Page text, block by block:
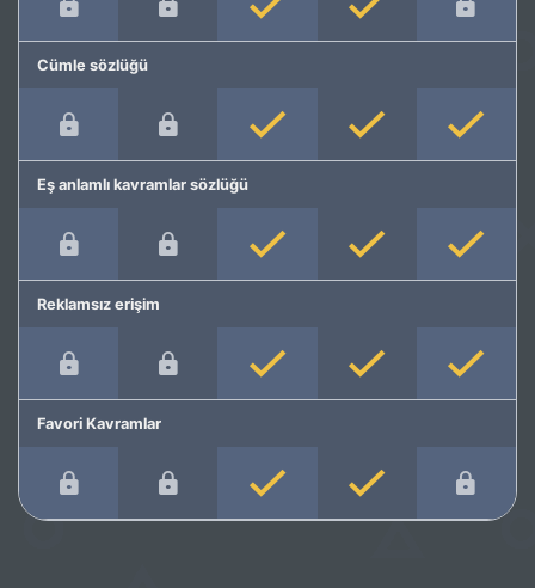
Cümle sözlüğü
Eş anlamlı kavramlar sözlüğü
Reklamsız erişim
Favori Kavramlar